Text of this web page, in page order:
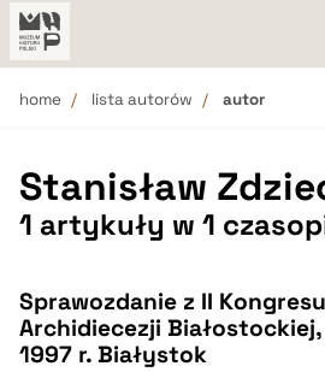
home lista autorów autor
Stanisław
1 artykuły w 1
Sprawozdanie z II
Archidiecezji Białostockiej,
1997 r. Białystok